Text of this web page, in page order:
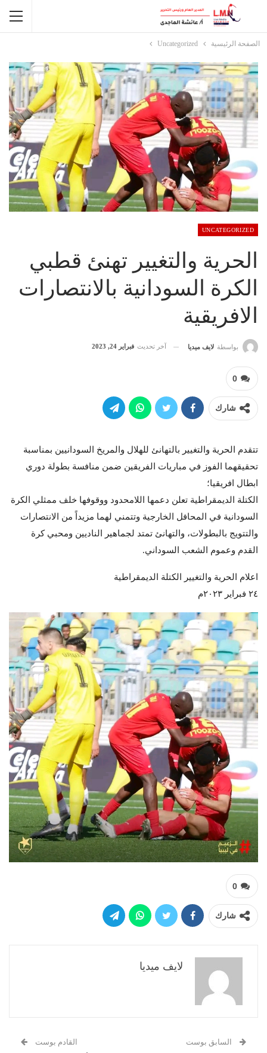
الصفحة الرئيسية Uncategorized
UNCATEGORIZED
الحرية والتغيير تهنئ قطبي
الكرة السودانية بالانتصارات
الافريقية
بواسطة لايف ميديا آخر تحديث فبراير 24, 2023
0
شارك
تتقدم الحرية والتغيير بالتهانئ للهلال والمريخ السودانيين بمناسبة
تحقيقهما الفوز في مباريات الفريقين ضمن منافسة بطولة دوري
ابطال افريقيا؛
الكتلة الديمقراطية تعلن دعمها اللامحدود ووقوفها خلف ممثلي الكرة
السودانية في المحافل الخارجية وتتمني لهما مزيداً من الانتصارات
والتتويج بالبطولات، والتهانئ تمتد لجماهير الناديين ومحبي كرة
القدم وعموم الشعب السوداني.
اعلام الحرية والتغيير الكتلة الديمقراطية
٢٤ فبراير ٢٠٢٣م
0
شارك
لايف ميديا
السابق بوست القادم بوست